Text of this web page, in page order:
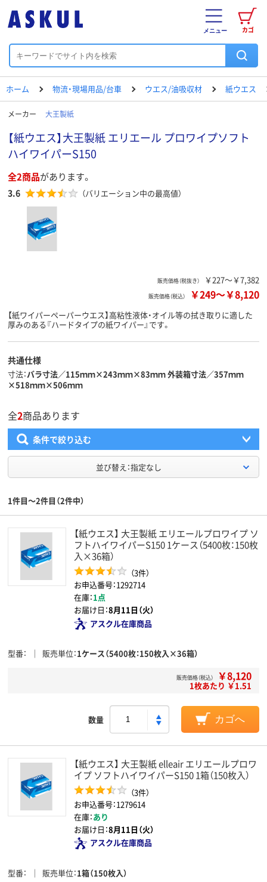
カゴ
メニュー
ホーム 物流・現場用品/台車 ウエス/油吸収材 紙ウエス
メーカー 大王製紙
【紙ウエス】大王製紙 エリエール プロワイプソフト
ハイワイパーS150
全2商品があります。
3.6 （バリエーション中の最高値）
販売価格（税抜き） ￥227～￥7,382
販売価格（税込） ￥249～￥8,120
【紙ワイパーペーパーウエス】高粘性液体・オイル等の拭き取りに適した
厚みのある『ハードタイプの紙ワイパー』です。
共通仕様
寸法 バラ寸法／115ｍｍ×243ｍｍ×83ｍｍ 外装箱寸法／357ｍｍ
×518ｍｍ×506ｍｍ
全2商品あります
条件で絞り込む
並び替え：指定なし
1件目～2件目（2件中）
【紙ウエス】 大王製紙 エリエールプロワイプ ソ
フトハイワイパーS150 1ケース（5400枚：150枚
入×36箱）
（3件）
お申込番号：1292714
在庫：1点
お届け日：8月11日（火）
アスクル在庫商品
型番 販売単位 1ケース（5400枚：150枚入×36箱）
販売価格（税込） ￥8,120
1枚あたり ￥1.51
数量 カゴへ
【紙ウエス】 大王製紙 elleair エリエールプロワ
イプ ソフトハイワイパーS150 1箱（150枚入）
（3件）
お申込番号：1279614
在庫：あり
お届け日：8月11日（火）
アスクル在庫商品
型番 販売単位 1箱（150枚入）